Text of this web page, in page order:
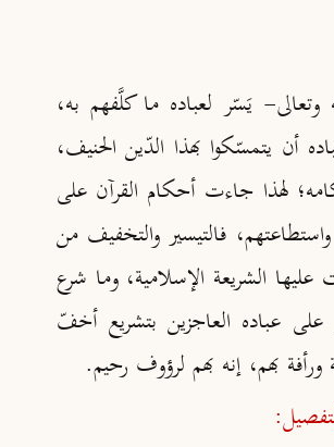
يَسّر لعباده ما كلَّفهم به،
أن يتمسّكوا بهذا الدّين الحنيف،
لهذا جاءت أحكام القرآن على
فالتيسير والتخفيف من
عليها الشريعة الإسلامية، وما شرع
على عباده العاجزين بتشريع أخفّ
بهم، إنه بهم لرؤوف رحيم.